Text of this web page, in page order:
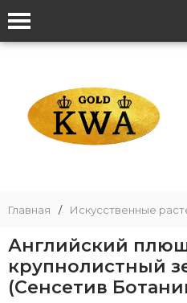
Главная / Искусственные
Английский
крупнолистный
(Сенсетив